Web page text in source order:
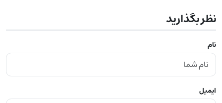
نظر بگذارید
نام
ایمیل